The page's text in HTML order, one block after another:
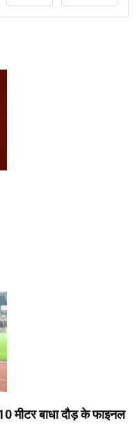
मीटर बाधा दौड़ के फाइनल